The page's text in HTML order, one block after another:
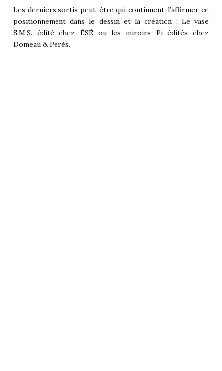
Les derniers sortis peut-être qui continuent d’affirmer ce
positionnement dans le dessin et la création : Le vase
S.M.S. édité chez ÉSÉ ou les miroirs Pi édités chez
Domeau & Pérès.